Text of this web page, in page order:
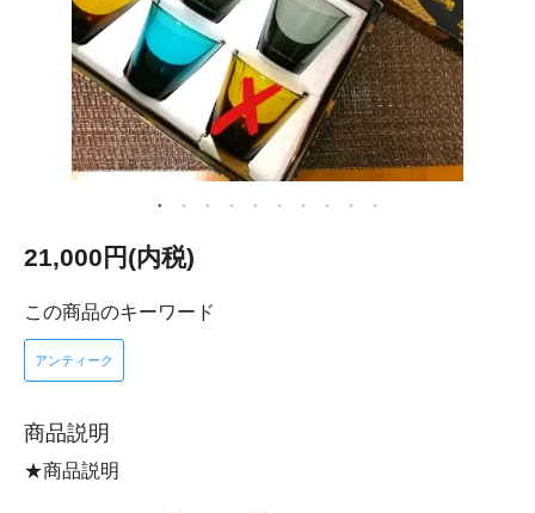
21,000円(内税)
この商品のキーワード
アンティーク
商品説明
★商品説明